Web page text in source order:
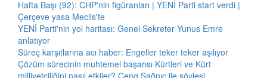
Hafta Başı (92): CHP'nin figüranları | YENİ Parti start verdi |
Çerçeve yasa Meclis'te
YENİ Parti'nin yol haritası: Genel Sekreter Yunus Emre
anlatıyor
Süreç karşıtlarına acı haber: Engeller teker teker aşılıyor
Çözüm sürecinin muhtemel başarısı Kürtleri ve Kürt
milliyetçiliğini nasıl etkiler? Ceng Sağnıç ile söyleşi